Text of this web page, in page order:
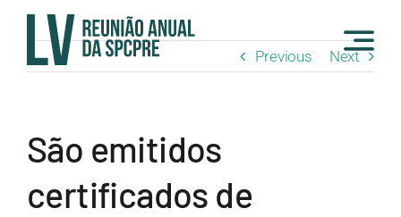
content
Previous Next
São emitidos
certificados de